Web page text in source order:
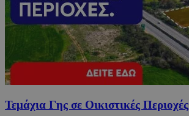
Τεμάχια Γης σε Οικιστικές Περιοχές